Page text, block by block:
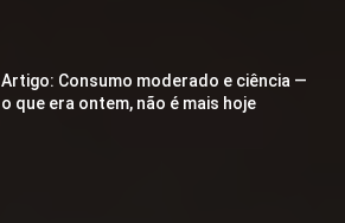
Artigo: Consumo moderado e ciência —
o que era ontem, não é mais hoje